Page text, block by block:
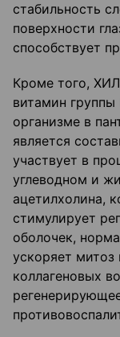
стабильность
поверхности
способствует
Кроме того,
витамин
организме в
является
участвует в
углеводном и
ацетилхолина,
стимулирует
оболочек,
ускоряет митоз
коллагеновых